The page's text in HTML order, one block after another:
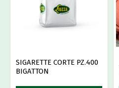
SIGARETTE CORTE PZ.400
BIGATTON